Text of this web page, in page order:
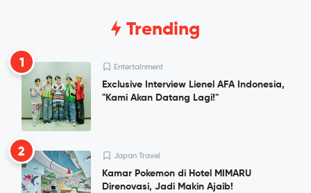
Trending
1 Entertainment
Exclusive Interview Lienel AFA Indonesia,
"Kami Akan Datang Lagi!"
2 Japan Travel
Kamar Pokemon di Hotel MIMARU
Direnovasi, Jadi Makin Ajaib!